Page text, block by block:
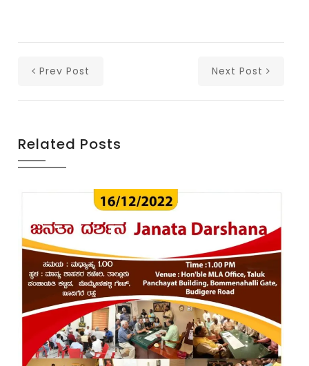
Prev Post Next Post
Related Posts